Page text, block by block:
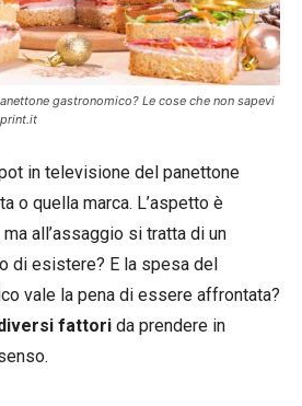
gastronomico? Le cose che non sapevi
in televisione del panettone
o quella marca. L’aspetto è
all’assaggio si tratta di un
di esistere? E la spesa del
vale la pena di essere affrontata?
fattori da prendere in